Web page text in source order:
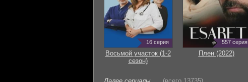
16 серия
Восьмой участок (1-2
сезон)
557 серия
Плен (2022)